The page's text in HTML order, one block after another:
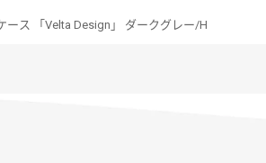
ース 「Velta Design」 ダークグレー/H